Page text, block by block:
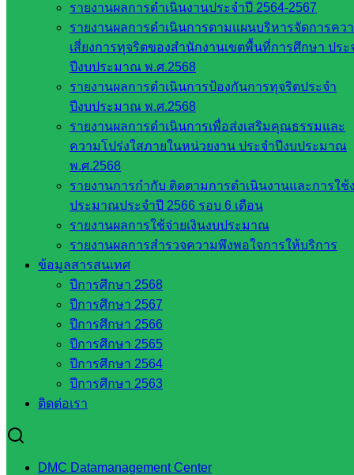
รายงานผลการดำเนินงานประจำปี 2564-2567
รายงานผลการดำเนินการตามแผนบริหารจัดการคว
เสี่ยงการทุจริตของสำนักงานเขตพื้นที่การศึกษา ประ
ปีงบประมาณ พ.ศ.2568
รายงานผลการดำเนินการป้องกันการทุจริตประจำ
ปีงบประมาณ พ.ศ.2568
รายงานผลการดำเนินการเพื่อส่งเสริมคุณธรรมและ
ความโปร่งใสภายในหน่วยงาน ประจำปีงบประมาณ
พ.ศ.2568
รายงานการกำกับ ติดตามการดำเนินงานและการใช้
ประมาณประจำปี 2566 รอบ 6 เดือน
รายงานผลการใช้จ่ายเงินงบประมาณ
รายงานผลการสำรวจความพึงพอใจการให้บริการ
ข้อมูลสารสนเทศ
ปีการศึกษา 2568
ปีการศึกษา 2567
ปีการศึกษา 2566
ปีการศึกษา 2565
ปีการศึกษา 2564
ปีการศึกษา 2563
ติดต่อเรา
DMC Datamanagement Center
จังหวัด
สระแก้ว
ศึกษาธิการ
จังหวัด
สระแก้ว
สำนักงาน
ส.ก.ส.ค.
จังหวัด
สระแก้ว
สพป.
สระแก้ว
เขต 1
สพป.สระแก้ว
เขต 2
โรงเรียน
ในสังกัด
สพป.สระแก้ว
เขต 1
โรงเรียน
ในสังกัด
สพป.สระแก้ว
เทคนิค